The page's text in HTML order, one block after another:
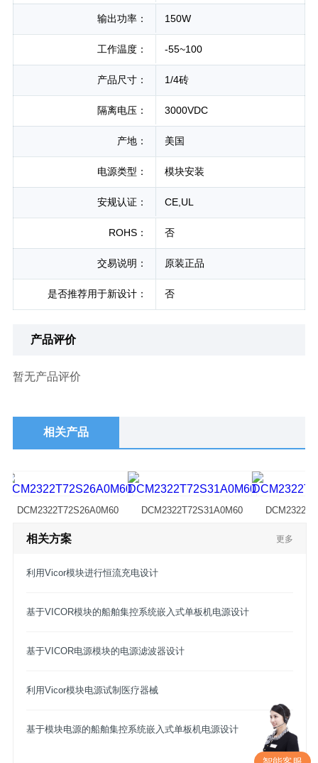
输出功率： 150W
工作温度： -55~100
产品尺寸： 1/4砖
隔离电压： 3000VDC
产地： 美国
电源类型： 模块安装
安规认证： CE,UL
ROHS： 否
交易说明： 原装正品
是否推荐用于新设计： 否
产品评价
暂无产品评价
相关产品
DCM2322T72S26A0M60 DCM2322T72S31A0M60
相关方案 更多
利用Vicor模块进行恒流充电设计
基于VICOR模块的船舶集控系统嵌入式单板机电源设计
基于VICOR电源模块的电源滤波器设计
利用Vicor模块电源试制医疗器械
基于模块电源的船舶集控系统嵌入式单板机电源设计